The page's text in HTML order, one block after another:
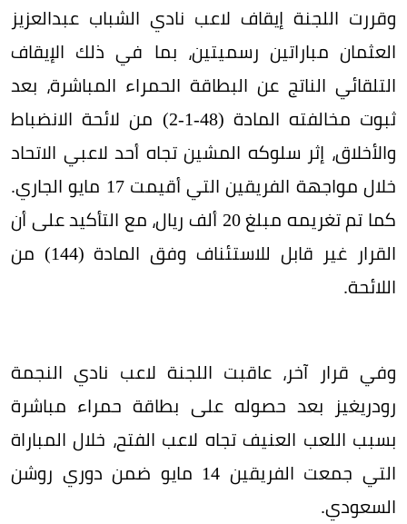
وقررت اللجنة إيقاف لاعب نادي الشباب عبدالعزيز
العثمان مباراتين رسميتين، بما في ذلك الإيقاف
التلقائي الناتج عن البطاقة الحمراء المباشرة، بعد
ثبوت مخالفته المادة (48-1-2) من لائحة الانضباط
والأخلاق، إثر سلوكه المشين تجاه أحد لاعبي الاتحاد
خلال مواجهة الفريقين التي أقيمت 17 مايو الجاري.
كما تم تغريمه مبلغ 20 ألف ريال، مع التأكيد على أن
القرار غير قابل للاستئناف وفق المادة (144) من
اللائحة.
وفي قرار آخر، عاقبت اللجنة لاعب نادي النجمة
رودريغيز بعد حصوله على بطاقة حمراء مباشرة
بسبب اللعب العنيف تجاه لاعب الفتح، خلال المباراة
التي جمعت الفريقين 14 مايو ضمن دوري روشن
السعودي.